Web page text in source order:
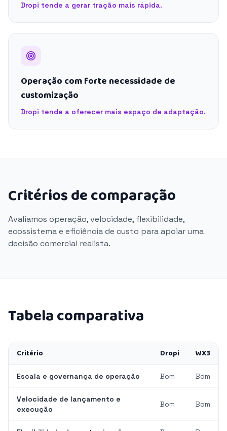
Dropi tende a gerar tração mais rápida.
Operação com forte necessidade de
customização
Dropi tende a oferecer mais espaço de adaptação.
Critérios de comparação
Avaliamos operação, velocidade, flexibilidade,
ecossistema e eficiência de custo para apoiar uma
decisão comercial realista.
Tabela comparativa
Critério Dropi WX3
Escala e governança de operação Bom Bom
Velocidade de lançamento e
execução
Bom Bom